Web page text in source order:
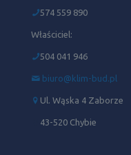
574 559 890
Właściciel:
504 041 946‬
biuro@klim-bud.pl
Ul. Wąska 4 Zaborze
43-520 Chybie